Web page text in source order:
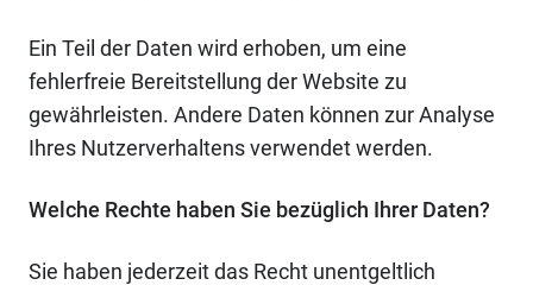
Ein Teil der Daten wird erhoben, um eine
fehlerfreie Bereitstellung der Website zu
gewährleisten. Andere Daten können zur Analyse
Ihres Nutzerverhaltens verwendet werden.
Welche Rechte haben Sie bezüglich Ihrer Daten?
Sie haben jederzeit das Recht unentgeltlich